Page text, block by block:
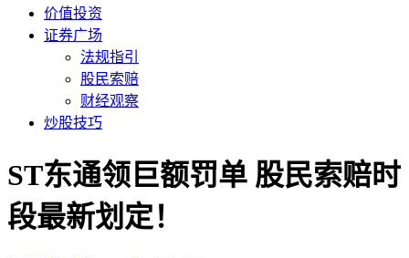
价值投资
证券广场
法规指引
股民索赔
财经观察
炒股技巧
ST东通领巨额罚单 股民索赔时
段最新划定！